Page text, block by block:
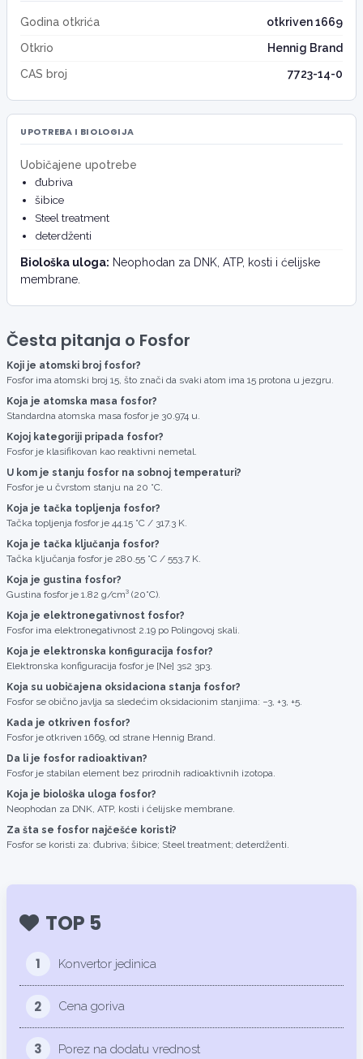
Godina otkrića
otkriven 1669
Otkrio
Hennig Brand
CAS broj
7723-14-0
UPOTREBA I BIOLOGIJA
Uobičajene upotrebe
đubriva
šibice
Steel treatment
deterdženti
Biološka uloga: Neophodan za DNK, ATP, kosti i ćelijske
membrane.
Česta pitanja o Fosfor
Koji je atomski broj fosfor?
Fosfor ima atomski broj 15, što znači da svaki atom ima 15 protona u jezgru.
Koja je atomska masa fosfor?
Standardna atomska masa fosfor je 30.974 u.
Kojoj kategoriji pripada fosfor?
Fosfor je klasifikovan kao reaktivni nemetal.
U kom je stanju fosfor na sobnoj temperaturi?
Fosfor je u čvrstom stanju na 20 °C.
Koja je tačka topljenja fosfor?
Tačka topljenja fosfor je 44.15 °C / 317.3 K.
Koja je tačka ključanja fosfor?
Tačka ključanja fosfor je 280.55 °C / 553.7 K.
Koja je gustina fosfor?
Gustina fosfor je 1.82 g/cm³ (20°C).
Koja je elektronegativnost fosfor?
Fosfor ima elektronegativnost 2.19 po Polingovoj skali.
Koja je elektronska konfiguracija fosfor?
Elektronska konfiguracija fosfor je [Ne] 3s2 3p3.
Koja su uobičajena oksidaciona stanja fosfor?
Fosfor se obično javlja sa sledećim oksidacionim stanjima: −3, +3, +5.
Kada je otkriven fosfor?
Fosfor je otkriven 1669, od strane Hennig Brand.
Da li je fosfor radioaktivan?
Fosfor je stabilan element bez prirodnih radioaktivnih izotopa.
Koja je biološka uloga fosfor?
Neophodan za DNK, ATP, kosti i ćelijske membrane.
Za šta se fosfor najčešće koristi?
Fosfor se koristi za: đubriva; šibice; Steel treatment; deterdženti.
TOP 5
1 Konvertor jedinica
2 Cena goriva
3 Porez na dodatu vrednost